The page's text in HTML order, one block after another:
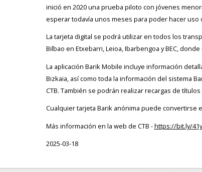
inició en 2020 una prueba piloto con jóvenes
esperar todavía unos meses para poder hacer uso
La tarjeta digital se podrá utilizar en todos los
Bilbao en Etxebarri, Leioa, Ibarbengoa y BEC,
La aplicación Barik Mobile incluye información
Bizkaia, así como toda la información del sistema
CTB. También se podrán realizar recargas de
Cualquier tarjeta Barik anónima puede convertirse
Más información en la web de CTB -https://bit.ly/
2025-03-18